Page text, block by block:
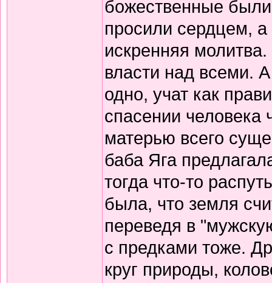
божественные
просили сердцем,
искренняя
власти над всеми.
одно, учат как
спасении
матерью всего
баба Яга
тогда что-то
была, что земля
переведя в
с предками тоже.
круг природы,